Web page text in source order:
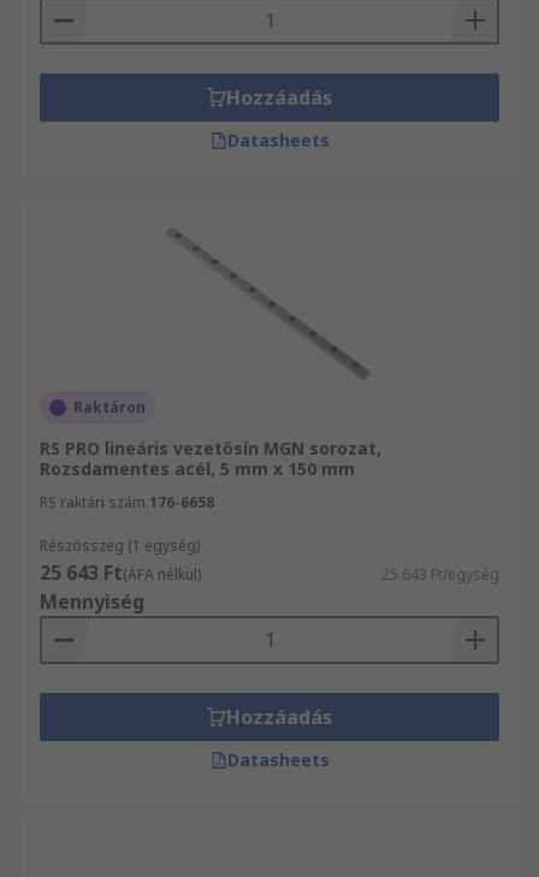
Hozzáadás
Datasheets
Raktáron
RS PRO lineáris vezetősín MGN sorozat,
Rozsdamentes acél, 5 mm x 150 mm
RS raktári szám 176-6658
Részösszeg (1 egység)
25 643 Ft(ÁFA nélkül) 25 643 Ft/egység
Mennyiség
Hozzáadás
Datasheets